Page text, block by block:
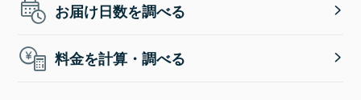
お届け日数を調べる
料金を計算・調べる